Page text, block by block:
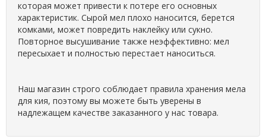
которая может привести к потере его основных
характеристик. Сырой мел плохо наносится, берется
комками, может повредить наклейку или сукно.
Повторное высушивание также неэффективно: мел
пересыхает и полностью перестает наноситься.
Наш магазин строго соблюдает правила хранения мела
для кия, поэтому вы можете быть уверены в
надлежащем качестве заказанного у нас товара.